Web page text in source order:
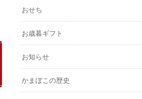
おせち
お歳暮ギフト
お知らせ
かまぼこの歴史